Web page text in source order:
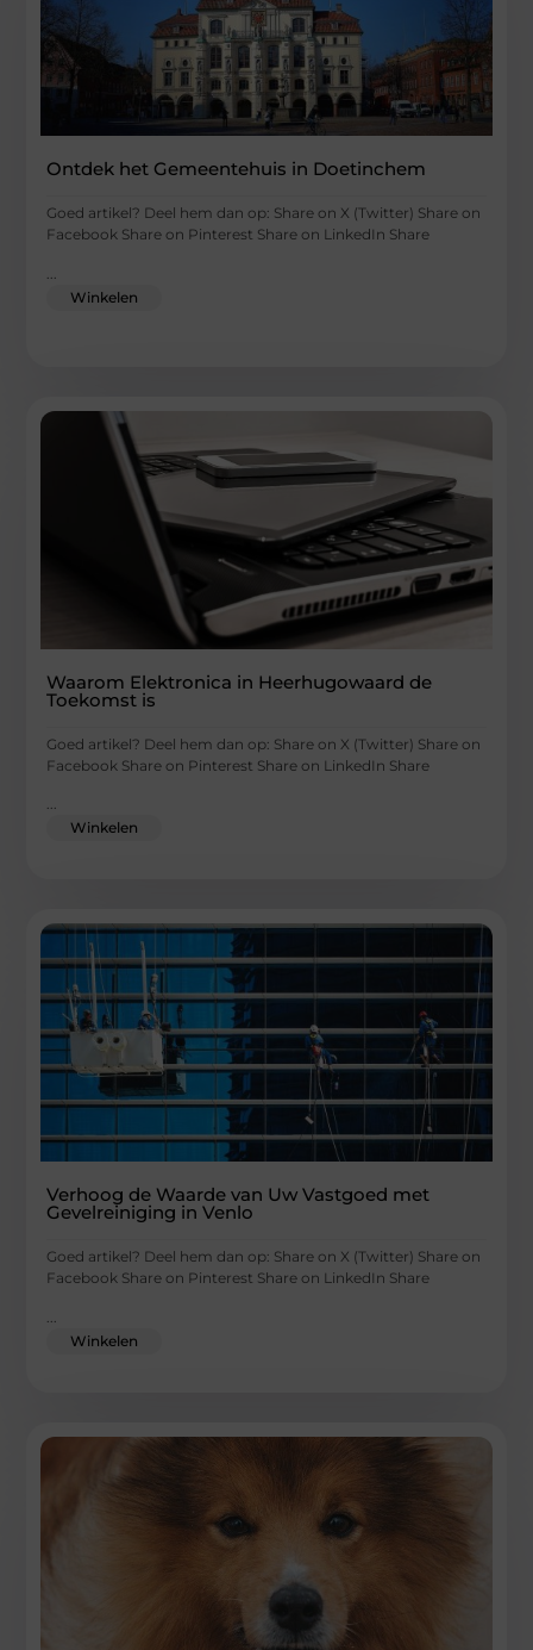
Ontdek het Gemeentehuis in Doetinchem
Goed artikel? Deel hem dan op: Share on X (Twitter) Share on
Facebook Share on Pinterest Share on LinkedIn Share
Winkelen
Waarom Elektronica in Heerhugowaard de
Toekomst is
Goed artikel? Deel hem dan op: Share on X (Twitter) Share on
Facebook Share on Pinterest Share on LinkedIn Share
...
Winkelen
Verhoog de Waarde van Uw Vastgoed met
Gevelreiniging in Venlo
Goed artikel? Deel hem dan op: Share on X (Twitter) Share on
Facebook Share on Pinterest Share on LinkedIn Share
Winkelen